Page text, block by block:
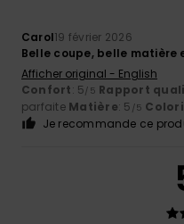
Carol19 février 2026
Belle coupe, belle matière
Afficher original - English
Confort: 5/5 Rapport
parfaite Matière: 5 /5
Je recommande ce